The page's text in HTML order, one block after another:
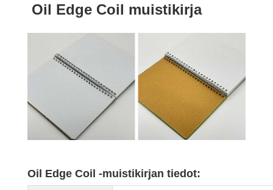
Oil Edge Coil muistikirja
Oil Edge Coil -muistikirjan tiedot: